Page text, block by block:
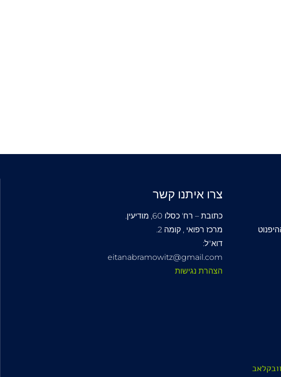
צרו איתנו קשר
כתובת – רח' כסלו 60, מודיעין.
מרכז רפואי , קומה 2.
דוא"ל:
eitanabramowitz@gmail.com
הצהרת נגישות
וובקלאב